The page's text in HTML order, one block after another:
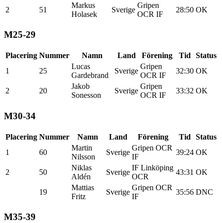
2 51
Markus
Holasek
Sverige
Gripen
OCR IF
28:50 OK
M25-29
Placering Nummer Namn Land Förening Tid
Status
1
25
Lucas
Gardebrand
Sverige
Gripen
OCR IF
32:30 OK
2 20
Jakob
Sonesson
Sverige
Gripen
OCR IF
33:32 OK
M30-34
Placering Nummer Namn Land Förening Tid
Status
1
60
Martin
Nilsson
Sverige
Gripen OCR
IF
39:24 OK
2 50
Niklas
Aldén
Sverige
IF Linköping
OCR
43:31 OK
19
Mattias
Fritz
Sverige
Gripen OCR
IF
35:56 DNC
M35-39